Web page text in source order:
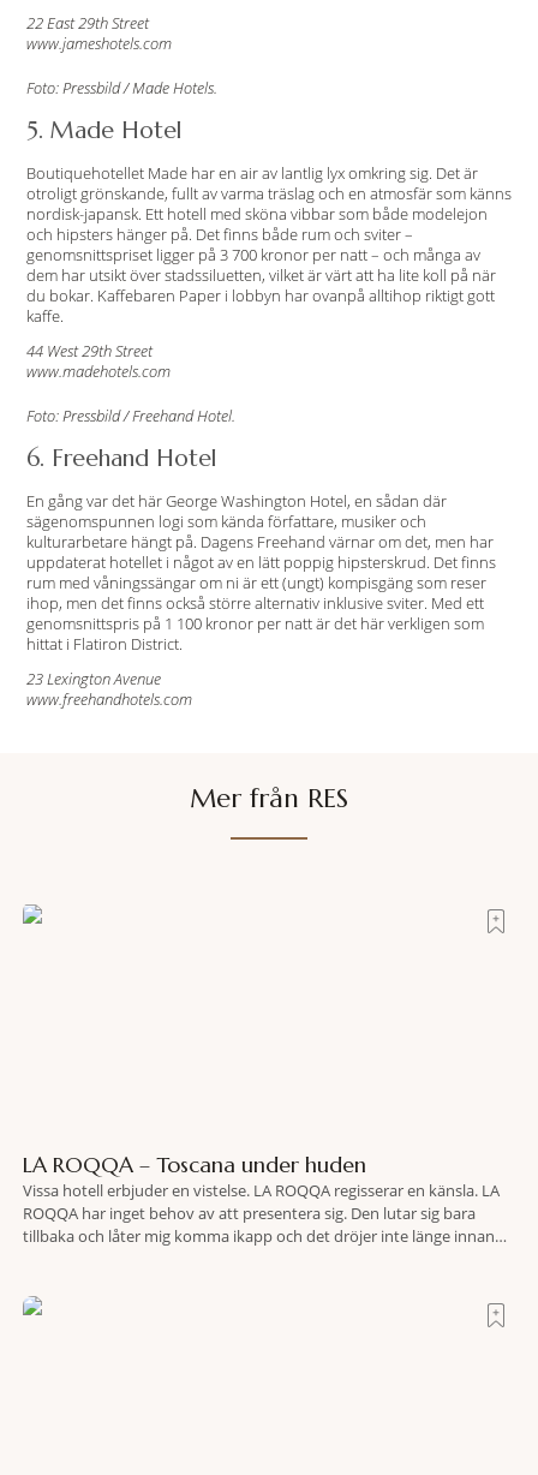
22 East 29th Street
www.jameshotels.com
Foto: Pressbild / Made Hotels.
5. Made Hotel
Boutiquehotellet Made har en air av lantlig lyx omkring sig. Det är
otroligt grönskande, fullt av varma träslag och en atmosfär som känns
nordisk-japansk. Ett hotell med sköna vibbar som både modelejon
och hipsters hänger på. Det finns både rum och sviter –
genomsnittspriset ligger på 3 700 kronor per natt – och många av
dem har utsikt över stadssiluetten, vilket är värt att ha lite koll på när
du bokar. Kaffebaren Paper i lobbyn har ovanpå alltihop riktigt gott
kaffe.
44 West 29th Street
www.madehotels.com
Foto: Pressbild / Freehand Hotel.
6. Freehand Hotel
En gång var det här George Washington Hotel, en sådan där
sägenomspunnen logi som kända författare, musiker och
kulturarbetare hängt på. Dagens Freehand värnar om det, men har
uppdaterat hotellet i något av en lätt poppig hipsterskrud. Det finns
rum med våningssängar om ni är ett (ungt) kompisgäng som reser
ihop, men det finns också större alternativ inklusive sviter. Med ett
genomsnittspris på 1 100 kronor per natt är det här verkligen som
hittat i Flatiron District.
23 Lexington Avenue
www.freehandhotels.com
Mer från RES
LA ROQQA – Toscana under huden
Vissa hotell erbjuder en vistelse. LA ROQQA regisserar en känsla. LA
ROQQA har inget behov av att presentera sig. Den lutar sig bara
tillbaka och låter mig komma ikapp och det dröjer inte länge innan